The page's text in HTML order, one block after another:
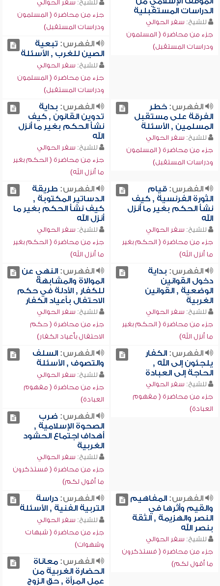
الدراسات المستقبلية
للشيخ: سفر الحوالي
جزء من محاضرة ( المسلمون
ودراسات المستقبل)
للشيخ: سفر الحوالي
جزء من محاضرة ( المسلمون
ودراسات المستقبل)
الفهرس: تبعية
الصين للغرب , الأسئلة
للشيخ: سفر الحوالي
جزء من محاضرة ( المسلمون
ودراسات المستقبل)
الفهرس:خطر
الفرقة على مستقبل
المسلمين , الأسئلة
للشيخ: سفر الحوالي
جزء من محاضرة ( المسلمون
ودراسات المستقبل)
الفهرس: بداية
تدوين القانون , كيف
نشأ الحكم بغير ما أنزل
الله
للشيخ: سفر الحوالي
جزء من محاضرة ( الحكم بغير
ما أنزل الله)
الفهرس:قيام
الثورة الفرنسية , كيف
نشأ الحكم بغير ما أنزل
الله
للشيخ: سفر الحوالي
جزء من محاضرة ( الحكم بغير
ما أنزل الله)
الفهرس: طريقة
الدساتير المكتوبة ,
كيف نشأ الحكم بغير ما
أنزل الله
للشيخ: سفر الحوالي
جزء من محاضرة ( الحكم بغير
ما أنزل الله)
الفهرس: بداية
دخول القوانين
الوضعية , القوانين
الغربية
للشيخ: سفر الحوالي
جزء من محاضرة ( الحكم بغير
ما أنزل الله)
الفهرس:النهي عن
الموالاة والمشابهة
للكفار , الأدلة في حكم
الاحتفال بأعياد الكفار
للشيخ: سفر الحوالي
جزء من محاضرة ( حكم
الاحتفال بأعياد الكفار)
الفهرس:الكفار
يلجئون إلى الله ,
الحاجة إلى العبادة
للشيخ: سفر الحوالي
جزء من محاضرة ( مفهوم
العبادة)
الفهرس:السلف
والتصوف , الأسئلة
للشيخ: سفر الحوالي
جزء من محاضرة ( مفهوم
العبادة)
الفهرس: ضرب
الصحوة الإسلامية ,
أهداف اجتماع الحشود
الغربية
للشيخ: سفر الحوالي
جزء من محاضرة ( فستذكرون
ما أقول لكم)
الفهرس:المفاهيم
والقيم وأثرها في
النصر والهزيمة , الثقة
بنصر الله
للشيخ: سفر الحوالي
جزء من محاضرة ( فستذكرون
ما أقول لكم)
الفهرس:دراسة
التربية الفنية , الأسئلة
للشيخ: سفر الحوالي
جزء من محاضرة ( شبهات
وشهوات)
الفهرس:معاناة
الحضارة الغربية من
عمل المرأة , حق الزوج